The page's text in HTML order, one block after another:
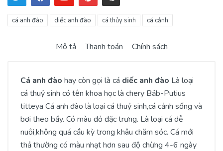
cá anh đào diếc anh đào cá thủy sinh cá cảnh
Mô tả Thanh toán Chính sách
Cá anh đào hay còn gọi là cá diếc anh đào Là loại
cá thuỷ sinh có tên khoa học là chery Bảb-Putius
titteya Cá anh đào là loại cá thuỷ sinh,cá cảnh sống và
bơi theo bầy. Có màu đỏ đặc trưng. Là loại cá dễ
nuôi,không quá cầu kỳ trong khâu chăm sóc. Cá mới
thả thường có màu nhạt hơn sau độ chừng 4-6 ngày